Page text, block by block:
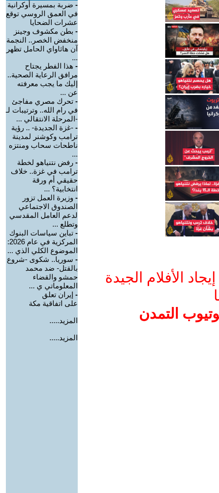
الأفلام الجيدة
التمدن
- ضربة بمسيرة أوكرانية
في العمق الروسي توقع
عشرات الضحايا
- بطن مكشوف وجينز
منخفض الخصر.. النجمة
آن هاثاواي الحامل تظهر
...
- هذا الفطر يجتاح
مرافق الرعاية الصحية..
إليك ما يجب معرفته
عن ...
- تحرك مصري مفاجئ
في رام الله.. وترتيبات لـ
-المرحلة الانتقالي ...
- -غزة الجديدة- .. رؤية
ترامب وكوشنر لمدينة
ناطحات سحاب ومنتزه
...
- رفض نتنياهو لخطة
ترامب في غزة.. خلاف
حقيقي أم ورقة
انتخابية؟ ...
- وزيرة العمل تزور
الصندوق الاجتماعي
لدعم العامل المقدسي
وتطلع ...
- تباين سياسات البنوك
المركزية في عام 2026:
الموضوع الكلي الذي ...
- سوريا.. شكوى -شروع
بالقتل- ضد محمد
حمشو والقضاء
المعلوماتي ي ...
- إيران تعلق
على اتفاقية مكة
المزيد.....
المزيد.....